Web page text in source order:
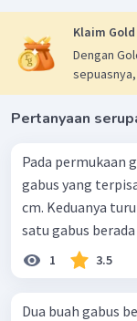
Klaim
Dengan
Pertanyaan
Pada permukaan
gabus yang
cm. Keduanya
satu gabus
1 3.5
Dua buah gabus